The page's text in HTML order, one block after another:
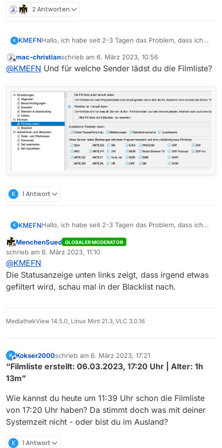
2 Antworten
K KMEFNHallo, ich habe seit 2-3 Tagen das Problem, dass ich
bekomme. Habe mehrmals die Liste neu geladen.
Meiner Meinung nach auch keinen Filter eingestellt.
Offline
mac-christianschrieb am 6. März 2023, 10:56
zuletzt editiert von
@KMEFN Und für welche Sender lädst du die Filmliste?
K 1 Antwort
K KMEFNHallo, ich habe seit 2-3 Tagen das Problem, dass ich
bekomme. Habe mehrmals die Liste neu geladen.
Meiner Meinung nach auch keinen Filter eingestellt.
vollständig erhalten?
Offline
MenchenSued GLOBALER MODERATOR
schrieb am 6. März 2023, 11:10
zuletzt editiert von
@KMEFN
Die Statusanzeige unten links zeigt, dass irgend etwas
gefiltert wird, schau mal in der Blacklist nach.
MediathekView 14.5.0, Linux Mint 21.3, VLC 3.0.16
K
Offline
Kokser2000schrieb am 6. März 2023, 17:21
zuletzt editiert von
“Filmliste erstellt: 06.03.2023, 17:20 Uhr | Alter: 1h
13m”
Wie kannst du heute um 11:39 Uhr schon die Filmliste
von 17:20 Uhr haben? Da stimmt doch was mit deiner
Systemzeit nicht - oder bist du im Ausland?
K 1 Antwort